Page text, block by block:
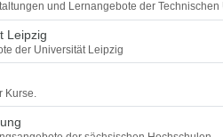
und Lernangebote der Technischen
Leipzig
der Universität Leipzig
Kurse.